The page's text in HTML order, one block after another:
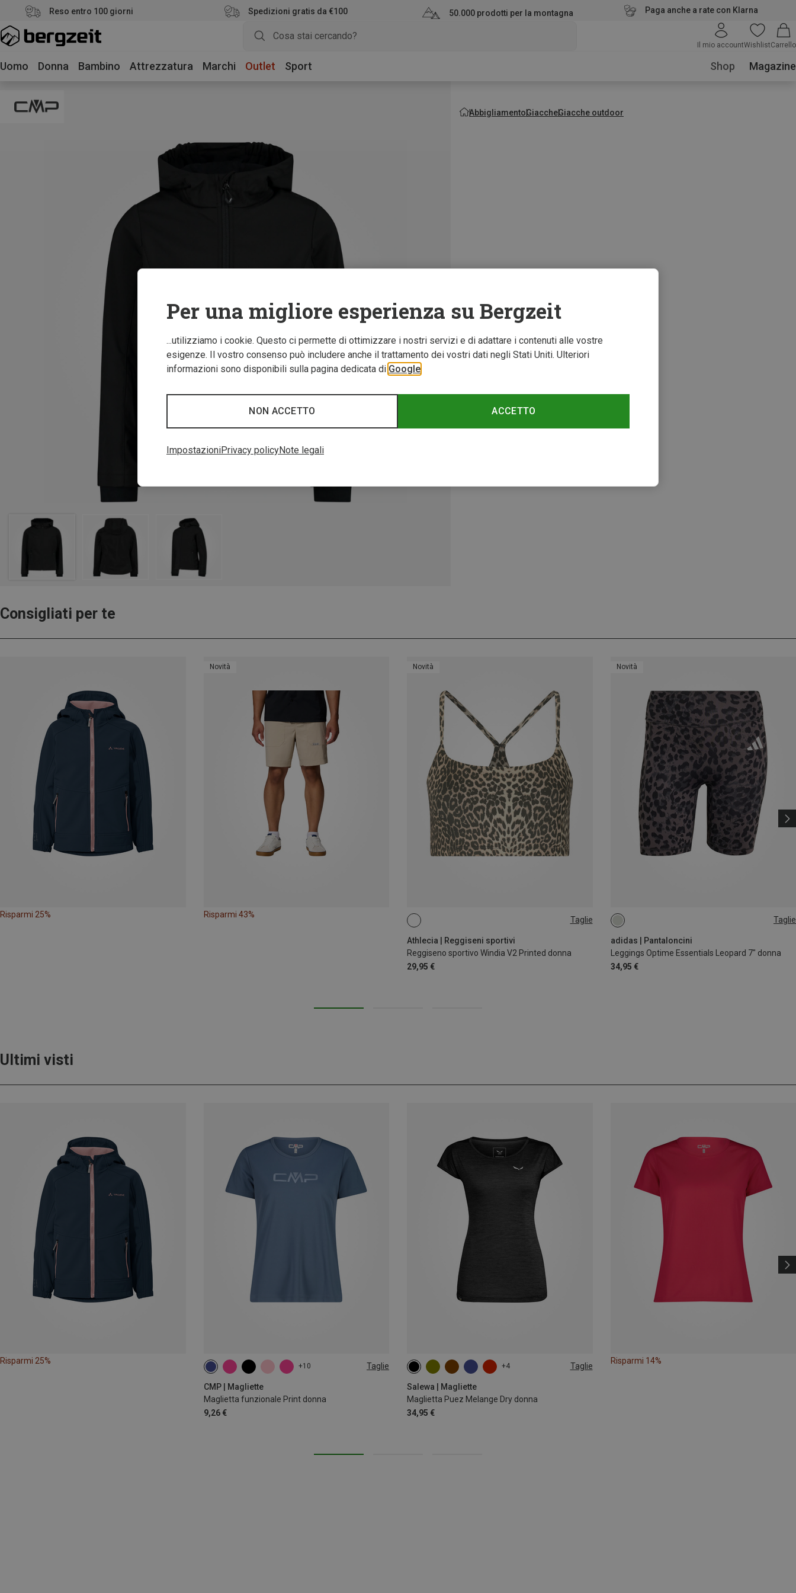
Reso entro 100 giorni Spedizioni gratis da €100 50.000 prodotti per la montagna Paga anche a rate con Klarna
Il mio accountWishlistCarrello
Uomo Donna Bambino Attrezzatura Marchi Outlet Sport Shop Magazine
AbbigliamentoGiaccheGiacche outdoor
Consigliati per te
Risparmi 25%
Novità
Risparmi 43%
Novità
Taglie
Athlecia | Reggiseni sportivi
Reggiseno sportivo Windia V2 Printed donna
29,95 €
S
Novità
Taglie
adidas | Pantaloncini
Leggings Optime Essentials Leopard 7" donna
34,95 €
XS
Ultimi visti
Risparmi 25%
+10 Taglie
CMP | Magliette
Maglietta funzionale Print donna
9,26 €
+4 Taglie
Salewa | Magliette
Maglietta Puez Melange Dry donna
34,95 €
XS S M XL XXL
Risparmi 14%
Per una migliore esperienza su Bergzeit
...utilizziamo i cookie. Questo ci permette di ottimizzare i nostri servizi e di adattare i contenuti alle vostre
esigenze. Il vostro consenso può includere anche il trattamento dei vostri dati negli Stati Uniti. Ulteriori
informazioni sono disponibili sulla pagina dedicata di Google
ACCETTO
NON ACCETTO
ImpostazioniPrivacy policyNote legali